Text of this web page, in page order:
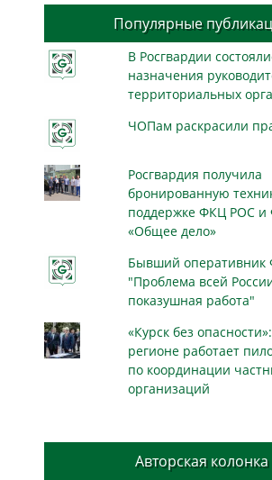
Популярные
В Росгвардии
назначения
территориальных
ЧОПам раскрасили
Росгвардия получила
бронированную
поддержке ФКЦ РОС и
«Общее дело»
Бывший оперативник
"Проблема всей
показушная работа"
«Курск без
регионе работает
по координации
организаций
Авторская колонка